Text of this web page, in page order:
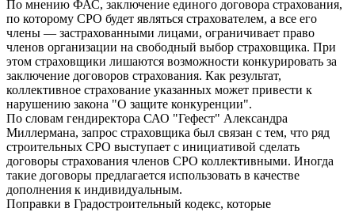
По мнению ФАС, заключение единого договора страхования,
по которому СРО будет являться страхователем, а все его
члены — застрахованными лицами, ограничивает право
членов организации на свободный выбор страховщика. При
этом страховщики лишаются возможности конкурировать за
заключение договоров страхования. Как результат,
коллективное страхование указанных может привести к
нарушению закона "О защите конкуренции".
По словам гендиректора САО "Гефест" Александра
Миллермана, запрос страховщика был связан с тем, что ряд
строительных СРО выступает с инициативой сделать
договоры страхования членов СРО коллективными. Иногда
такие договоры предлагается использовать в качестве
дополнения к индивидуальным.
Поправки в Градостроительный кодекс, которые